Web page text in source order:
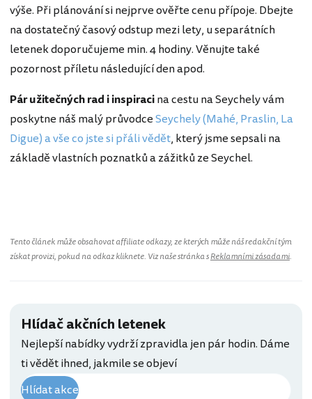
výše. Při plánování si nejprve ověřte cenu přípoje. Dbejte
na dostatečný časový odstup mezi lety, u separátních
letenek doporučujeme min. 4 hodiny. Věnujte také
pozornost příletu následující den apod.
Pár užitečných rad i inspiracina cestu na Seychely vám
poskytne náš malý průvodceSeychely (Mahé, Praslin, La
Digue) a vše co jste si přáli vědět, který jsme sepsali na
základě vlastních poznatků a zážitků ze Seychel.
Tento článek může obsahovat affiliate odkazy, ze kterých může náš redakční tým
získat provizi, pokud na odkaz kliknete. Viz naše stránka sReklamními zásadami.
Hlídač akčních letenek
Nejlepší nabídky vydrží zpravidla jen pár hodin. Dáme
ti vědět ihned, jakmile se objeví
Hlídat akce